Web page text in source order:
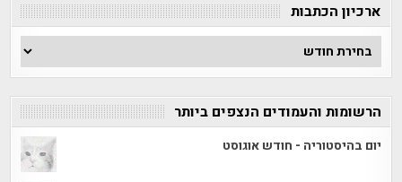
ארכיון הכתבות
ארכיון
הכתבות
הרשומות והעמודים הנצפים ביותר
יום בהיסטוריה - חודש אוגוסט